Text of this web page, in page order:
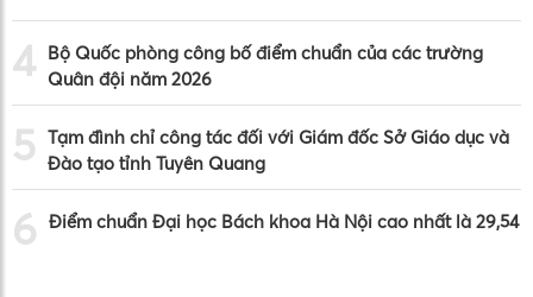
4 Bộ Quốc phòng công bố điểm chuẩn của các trường
Quân đội năm 2026
5 Tạm đình chỉ công tác đối với Giám đốc Sở Giáo dục và
Đào tạo tỉnh Tuyên Quang
6 Điểm chuẩn Đại học Bách khoa Hà Nội cao nhất là 29,54